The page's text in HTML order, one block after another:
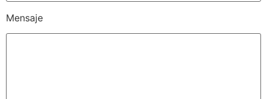
Mensaje